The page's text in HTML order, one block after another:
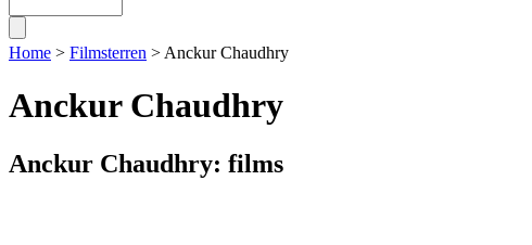
Home > Filmsterren > Anckur Chaudhry
Anckur Chaudhry
Anckur Chaudhry: films